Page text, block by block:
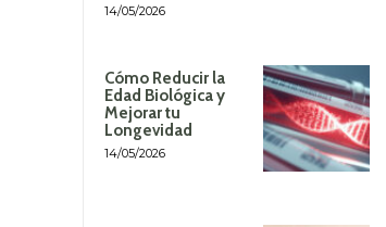
14/05/2026
Cómo Reducir la
Edad Biológica y
Mejorar tu
Longevidad
14/05/2026